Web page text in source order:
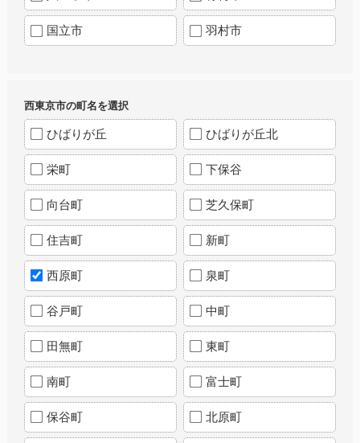
国立市 羽村市
西東京市の町名を選択
ひばりが丘 ひばりが丘北
栄町 下保谷
向台町 芝久保町
住吉町 新町
西原町 泉町
谷戸町 中町
田無町 東町
南町 富士町
保谷町 北原町